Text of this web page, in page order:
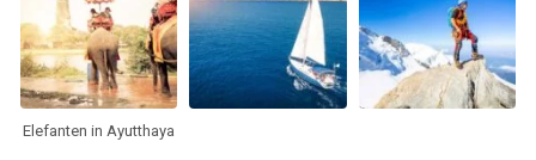
Elefanten in Ayutthaya